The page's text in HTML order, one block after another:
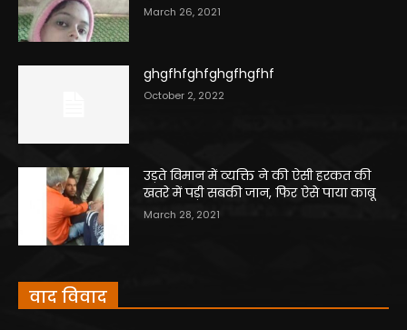
March 26, 2021
ghgfhfghfghgfhgfhf
October 2, 2022
उड़ते विमान में व्यक्ति ने की ऐसी हरकत की
खतरे में पड़ी सबकी जान, फिर ऐसे पाया काबू
March 28, 2021
वाद विवाद